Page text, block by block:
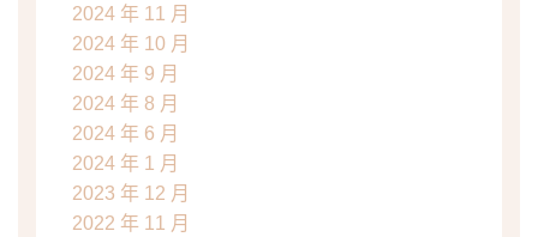
2024 年 11 月
2024 年 10 月
2024 年 9 月
2024 年 8 月
2024 年 6 月
2024 年 1 月
2023 年 12 月
2022 年 11 月